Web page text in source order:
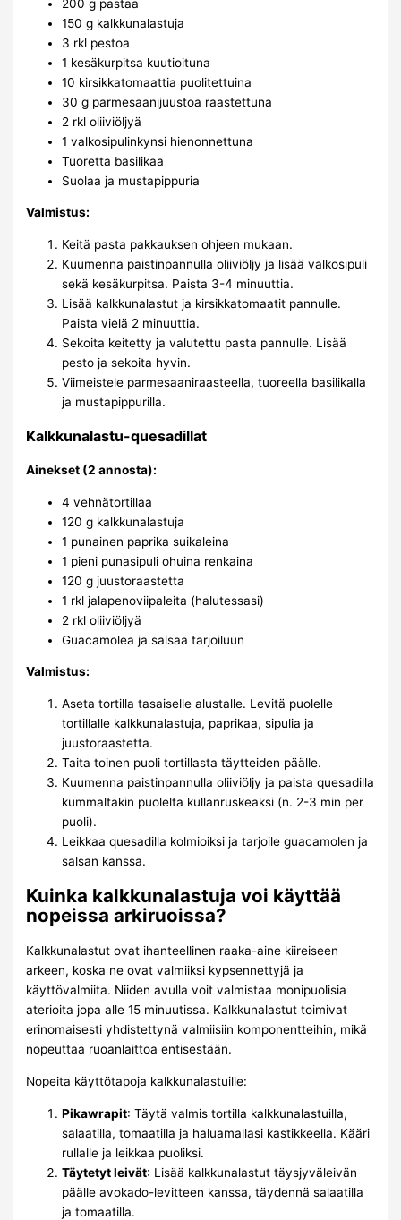
200 g pastaa
150 g kalkkunalastuja
3 rkl pestoa
1 kesäkurpitsa kuutioituna
10 kirsikkatomaattia puolitettuina
30 g parmesaanijuustoa raastettuna
2 rkl oliiviöljyä
1 valkosipulinkynsi hienonnettuna
Tuoretta basilikaa
Suolaa ja mustapippuria
Valmistus:
Keitä pasta pakkauksen ohjeen mukaan.
Kuumenna paistinpannulla oliiviöljy ja lisää valkosipuli
sekä kesäkurpitsa. Paista 3-4 minuuttia.
Lisää kalkkunalastut ja kirsikkatomaatit pannulle.
Paista vielä 2 minuuttia.
Sekoita keitetty ja valutettu pasta pannulle. Lisää
pesto ja sekoita hyvin.
Viimeistele parmesaaniraasteella, tuoreella basilikalla
ja mustapippurilla.
Kalkkunalastu-quesadillat
Ainekset (2 annosta):
4 vehnätortillaa
120 g kalkkunalastuja
1 punainen paprika suikaleina
1 pieni punasipuli ohuina renkaina
120 g juustoraastetta
1 rkl jalapenoviipaleita (halutessasi)
2 rkl oliiviöljyä
Guacamolea ja salsaa tarjoiluun
Valmistus:
Aseta tortilla tasaiselle alustalle. Levitä puolelle
tortillalle kalkkunalastuja, paprikaa, sipulia ja
juustoraastetta.
Taita toinen puoli tortillasta täytteiden päälle.
Kuumenna paistinpannulla oliiviöljy ja paista quesadilla
kummaltakin puolelta kullanruskeaksi (n. 2-3 min per
puoli).
Leikkaa quesadilla kolmioiksi ja tarjoile guacamolen ja
salsan kanssa.
Kuinka kalkkunalastuja voi käyttää
nopeissa arkiruoissa?
Kalkkunalastut ovat ihanteellinen raaka-aine kiireiseen
arkeen, koska ne ovat valmiiksi kypsennettyjä ja
käyttövalmiita. Niiden avulla voit valmistaa monipuolisia
aterioita jopa alle 15 minuutissa. Kalkkunalastut toimivat
erinomaisesti yhdistettynä valmiisiin komponentteihin, mikä
nopeuttaa ruoanlaittoa entisestään.
Nopeita käyttötapoja kalkkunalastuille:
Pikawrapit: Täytä valmis tortilla kalkkunalastuilla,
salaatilla, tomaatilla ja haluamallasi kastikkeella. Kääri
rullalle ja leikkaa puoliksi.
Täytetyt leivät: Lisää kalkkunalastut täysjyväleivän
päälle avokado-levitteen kanssa, täydennä salaatilla
ja tomaatilla.